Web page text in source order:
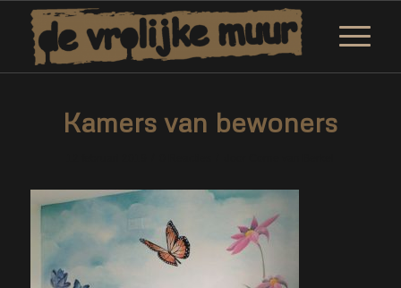
Kamers van bewoners